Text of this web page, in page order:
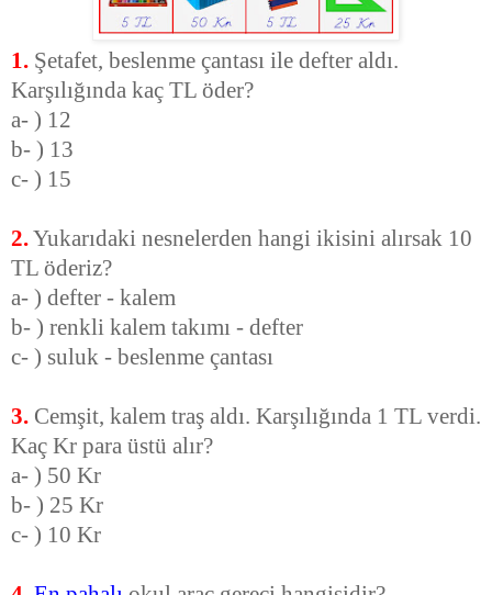
1. Şetafet, beslenme çantası ile defter aldı.
Karşılığında kaç TL öder?
a- ) 12
b- ) 13
c- ) 15
2.Yukarıdaki nesnelerden hangi ikisini alırsak 10
TL öderiz?
a- ) defter - kalem
b- ) renkli kalem takımı - defter
c- ) suluk - beslenme çantası
3. Cemşit, kalem traş aldı. Karşılığında 1 TL verdi.
Kaç Kr para üstü alır?
a- ) 50 Kr
b- ) 25 Kr
c- ) 10 Kr